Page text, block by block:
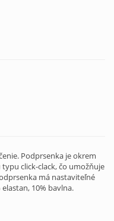
Podprsenka je okrem
click-clack, čo umožňuje
má nastaviteľné
10% bavlna.